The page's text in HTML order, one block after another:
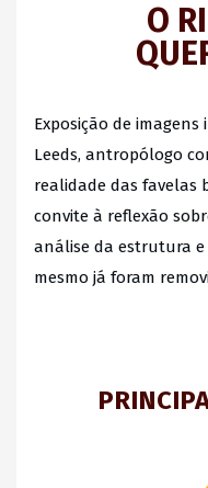
O
Exposição de
Leeds, antropólogo
realidade das favelas
convite à reflexão
análise da estrutura
mesmo já foram